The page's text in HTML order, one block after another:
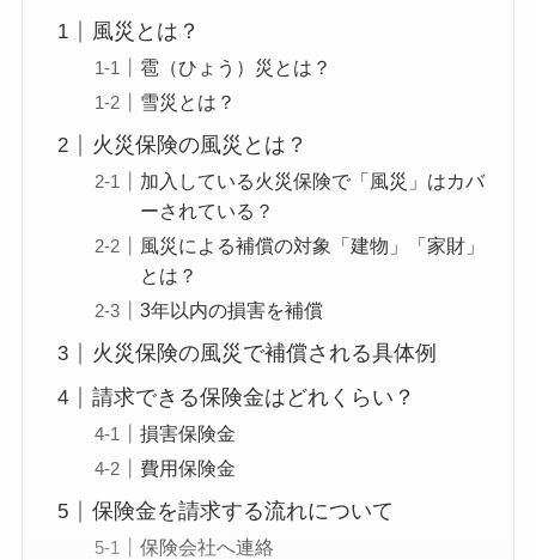
風災とは？
雹（ひょう）災とは？
雪災とは？
火災保険の風災とは？
加入している火災保険で「風災」はカバ
ーされている？
風災による補償の対象「建物」「家財」
とは？
3年以内の損害を補償
火災保険の風災で補償される具体例
請求できる保険金はどれくらい？
損害保険金
費用保険金
保険金を請求する流れについて
保険会社へ連絡